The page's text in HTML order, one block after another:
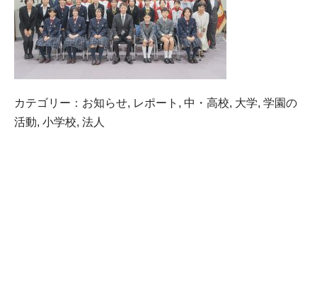
カテゴリー： お知らせ, レポート , 中・高校, 大学, 学園の
活動, 小学校, 法人